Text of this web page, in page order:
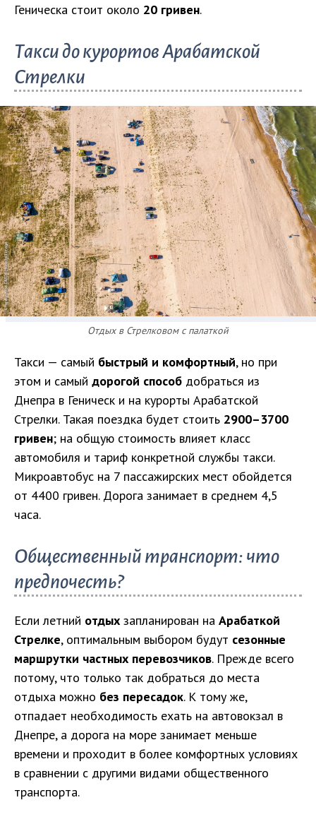
Геническа стоит около 20 гривен.
Такси до курортов Арабатской
Стрелки
Отдых в Стрелковом с палаткой
Такси — самый быстрый и комфортный, но при
этом и самый дорогой способ добраться из
Днепра в Геническ и на курорты Арабатской
Стрелки. Такая поездка будет стоить 2900–3700
гривен; на общую стоимость влияет класс
автомобиля и тариф конкретной службы такси.
Микроавтобус на 7 пассажирских мест обойдется
от 4400 гривен. Дорога занимает в среднем 4,5
часа.
Общественный транспорт: что
предпочесть?
Если летний отдых запланирован на Арабаткой
Стрелке, оптимальным выбором будут сезонные
маршрутки частных перевозчиков. Прежде всего
потому, что только так добраться до места
отдыха можно без пересадок. К тому же,
отпадает необходимость ехать на автовокзал в
Днепре, а дорога на море занимает меньше
времени и проходит в более комфортных условиях
в сравнении с другими видами общественного
транспорта.